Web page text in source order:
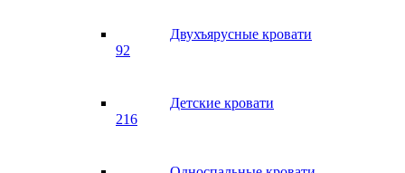
Двухъярусные кровати
92
Детские кровати
216